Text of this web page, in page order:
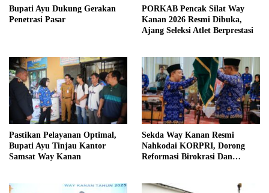
Bupati Ayu Dukung Gerakan
Penetrasi Pasar
PORKAB Pencak Silat Way
Kanan 2026 Resmi Dibuka,
Ajang Seleksi Atlet Berprestasi
Pastikan Pelayanan Optimal,
Bupati Ayu Tinjau Kantor
Samsat Way Kanan
Sekda Way Kanan Resmi
Nahkodai KORPRI, Dorong
Reformasi Birokrasi Dan